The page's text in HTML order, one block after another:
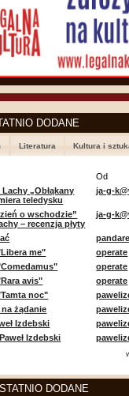
DODANE
Literatura Kultura i
Od
„Obłąkany
teledysku
ja-g-
o wschodzie”
– recenzja płyty
ja-g-
me"
operate
operate
avis"
operate
noc"
żądanie
Izdebski
Izdebski
DODANE